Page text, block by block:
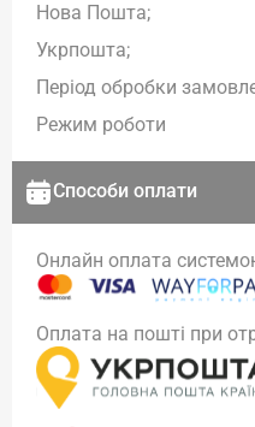
Нова Пошта;
Укрпошта;
Період обробки
Режим роботи
Способи оплати
Онлайн оплата
Оплата на пошті при